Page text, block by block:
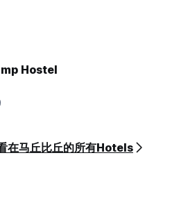
Hostel
在马丘比丘的所有Hotels